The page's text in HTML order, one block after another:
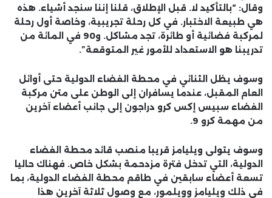
وقال: “بالتأكيد لا. قبل الإطلاق، قلنا إننا سنجد أشياء. هذه
هي طبيعة الاختبار. في كل رحلة تجريبية، وخاصة أول رحلة
لمركبة فضائية أو طائرة، تجد مشاكل. و90 في المائة من
تدريبنا هو الاستعداد للأمور غير المتوقعة”.
وسوف يظل الثنائي في محطة الفضاء الدولية حتى أوائل
العام المقبل، عندما يسافران إلى الوطن على متن مركبة
الفضاء سبيس إكس كرو دراجون إلى جانب أعضاء آخرين
من مهمة كرو 9.
وسوف يتولى ويليامز قريبا منصب قائد محطة الفضاء
الدولية، التي تدخل فترة مزدحمة بشكل خاص. فهناك حاليا
تسعة أعضاء سابقين في طاقم محطة الفضاء الدولية، بما
في ذلك ويليامز وويلمور، مع وصول ثلاثة آخرين هذا